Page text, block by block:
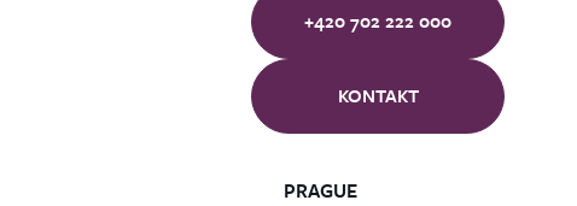
PRAGUE
+420 702 222 000
KONTAKT